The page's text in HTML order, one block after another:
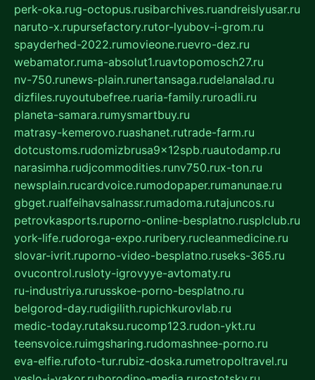
perk-oka.rug-octopus.rusibarchives.ruandreislyusar.ru
naruto-x.rupursefactory.rutor-lyubov-i-grom.ru
spayderhed-2022.rumovieone.ruevro-dez.ru
webamator.ruma-absolut1.ruavtopomosch27.ru
nv-750.runews-plain.runertansaga.rudelanalad.ru
dizfiles.ruyoutubefree.ruaria-family.ruroadli.ru
planeta-samara.rumysmartbuy.ru
matrasy-kemerovo.ruashanet.rutrade-farm.ru
dotcustoms.rudomizbrusa9x12spb.ruautodamp.ru
narasimha.rudjcommodities.runv750.rux-ton.ru
newsplain.rucardvoice.rumodopaper.rumanunae.ru
gbget.rualfeihavsalnassr.rumadoma.rutajuncos.ru
petrovkasports.ruporno-online-besplatno.rusplclub.ru
york-life.rudoroga-expo.ruribery.rucleanmedicine.ru
slovar-ivrit.ruporno-video-besplatno.ruseks-365.ru
ovucontrol.rusloty-igrovyye-avtomaty.ru
ru-industriya.rurusskoe-porno-besplatno.ru
belgorod-day.rudigilith.rupichkurovlab.ru
medic-today.rutaksu.rucomp123.rudon-ykt.ru
teensvoice.ruimgsharing.rudomashnee-porno.ru
eva-elfie.rufoto-tur.rubiz-doska.rumetropoltravel.ru